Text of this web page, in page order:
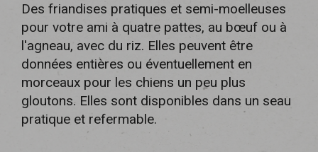
Des friandises pratiques et semi-moelleuses
pour votre ami à quatre pattes, au bœuf ou à
l'agneau, avec du riz. Elles peuvent être
données entières ou éventuellement en
morceaux pour les chiens un peu plus
gloutons. Elles sont disponibles dans un seau
pratique et refermable.